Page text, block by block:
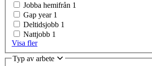
Jobba hemifrån 1
Gap year 1
Deltidsjobb 1
Nattjobb 1
Visa fler
Typ av arbete